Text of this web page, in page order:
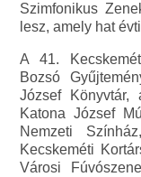
Szimfonikus
lesz, amely hat
A 41.
Bozsó
József Könyvtár,
Katona József
Nemzeti
Kecskeméti
Városi